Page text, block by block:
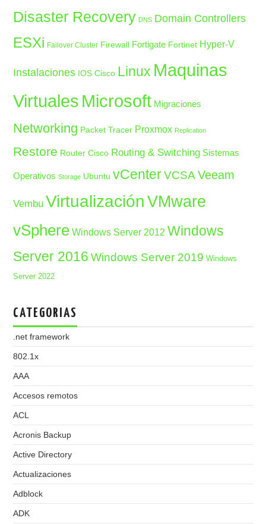
Disaster Recovery DNS Domain Controllers
ESXi Failover Cluster Firewall Fortigate Fortinet Hyper-V
Instalaciones IOS Cisco Linux Maquinas
Virtuales Microsoft Migraciones
Networking Packet Tracer Proxmox Replication
Restore Router Cisco Routing & Switching Sistemas
Operativos Storage Ubuntu vCenter VCSA Veeam
Vembu Virtualización VMware
vSphere Windows Server 2012 Windows
Server 2016 Windows Server 2019 Windows
Server 2022
CATEGORIAS
.net framework
802.1x
AAA
Accesos remotos
ACL
Acronis Backup
Active Directory
Actualizaciones
Adblock
ADK